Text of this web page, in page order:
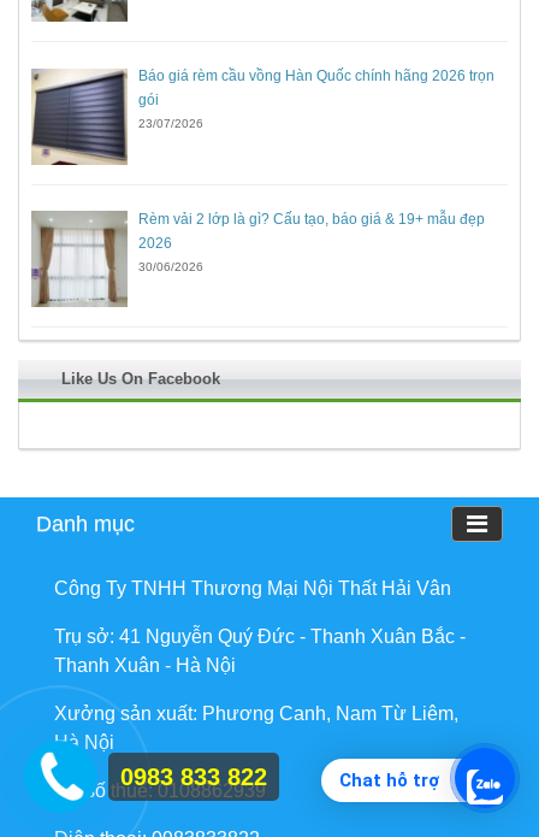
Báo giá rèm cầu vồng Hàn Quốc chính hãng 2026 trọn
gói
23/07/2026
Rèm vải 2 lớp là gì? Cấu tạo, báo giá & 19+ mẫu đẹp
2026
30/06/2026
Like Us On Facebook
Danh mục
Công Ty TNHH Thương Mại Nội Thất Hải Vân
Trụ sở: 41 Nguyễn Quý Đức - Thanh Xuân Bắc -
Thanh Xuân - Hà Nội
Xưởng sản xuất: Phương Canh, Nam Từ Liêm,
Hà Nội
Mã số thuế: 0108862939
0983 833 822 Chat hỗ trợ